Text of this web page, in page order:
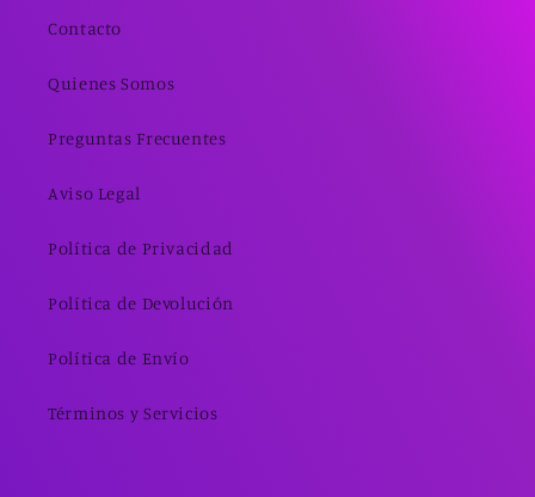
Contacto
Quienes Somos
Preguntas Frecuentes
Aviso Legal
Política de Privacidad
Política de Devolución
Política de Envío
Términos y Servicios